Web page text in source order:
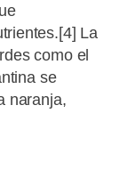
La
como el
se
naranja,